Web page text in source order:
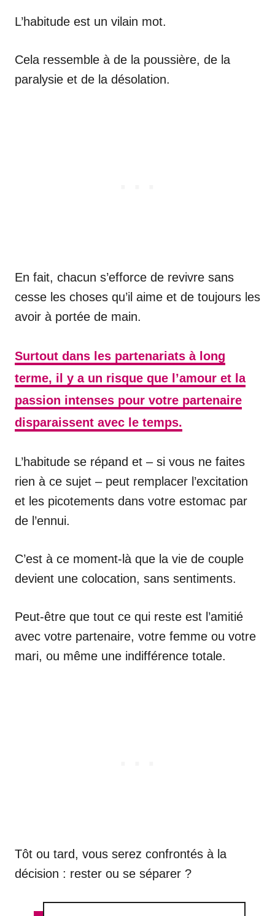
L’habitude est un vilain mot.
Cela ressemble à de la poussière, de la
paralysie et de la désolation.
En fait, chacun s’efforce de revivre sans
cesse les choses qu’il aime et de toujours les
avoir à portée de main.
Surtout dans les partenariats à long
terme, il y a un risque que l’amour et la
passion intenses pour votre partenaire
disparaissent avec le temps.
L’habitude se répand et – si vous ne faites
rien à ce sujet – peut remplacer l’excitation
et les picotements dans votre estomac par
de l’ennui.
C’est à ce moment-là que la vie de couple
devient une colocation, sans sentiments.
Peut-être que tout ce qui reste est l’amitié
avec votre partenaire, votre femme ou votre
mari, ou même une indifférence totale.
Tôt ou tard, vous serez confrontés à la
décision : rester ou se séparer ?